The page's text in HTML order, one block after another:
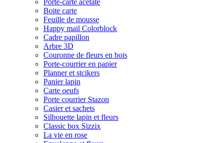
Porte-carte acétate
Boite carte
Feuille de mousse
Happy mail Colorblock
Cadre papillon
Arbre 3D
Couronne de fleurs en bois
Porte-courrier en papier
Planner et stcikers
Panier lapin
Carte oeufs
Porte courrier Stazon
Casier et sachets
Silhouette lapin et fleurs
Classic box Sizzix
La vie en rose